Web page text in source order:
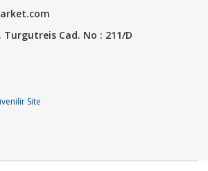
Turgutreis Cad. No : 211/D